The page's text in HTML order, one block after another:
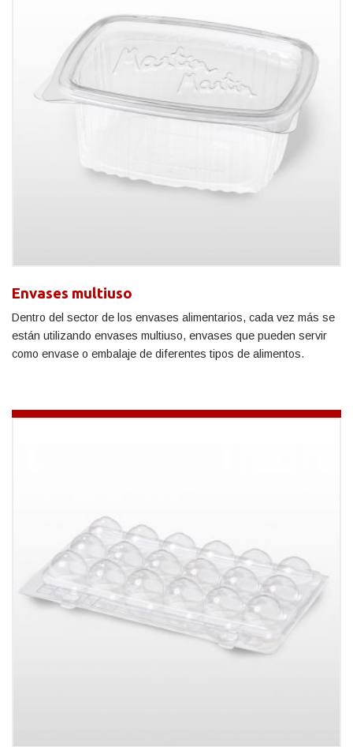
Envases multiuso
Dentro del sector de los envases alimentarios, cada vez más se
están utilizando envases multiuso, envases que pueden servir
como envase o embalaje de diferentes tipos de alimentos.